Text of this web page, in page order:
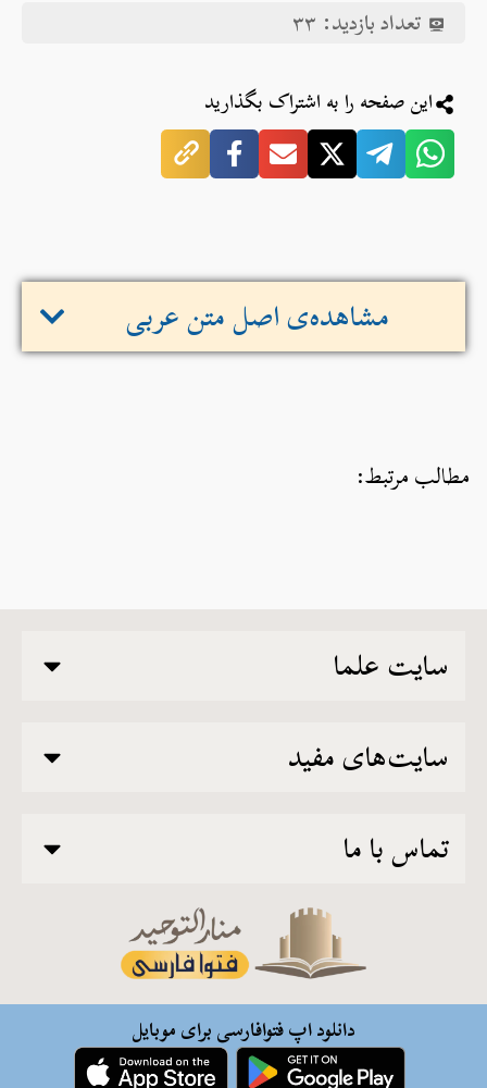
تعداد بازدید: ۳۳
این صفحه را به اشتراک بگذارید
مشاهده‌ی اصل متن عربی
مطالب مرتبط:
سایت علما
سایت‌های مفید
تماس با ما
دانلود اپ فتوافارسی برای موبایل